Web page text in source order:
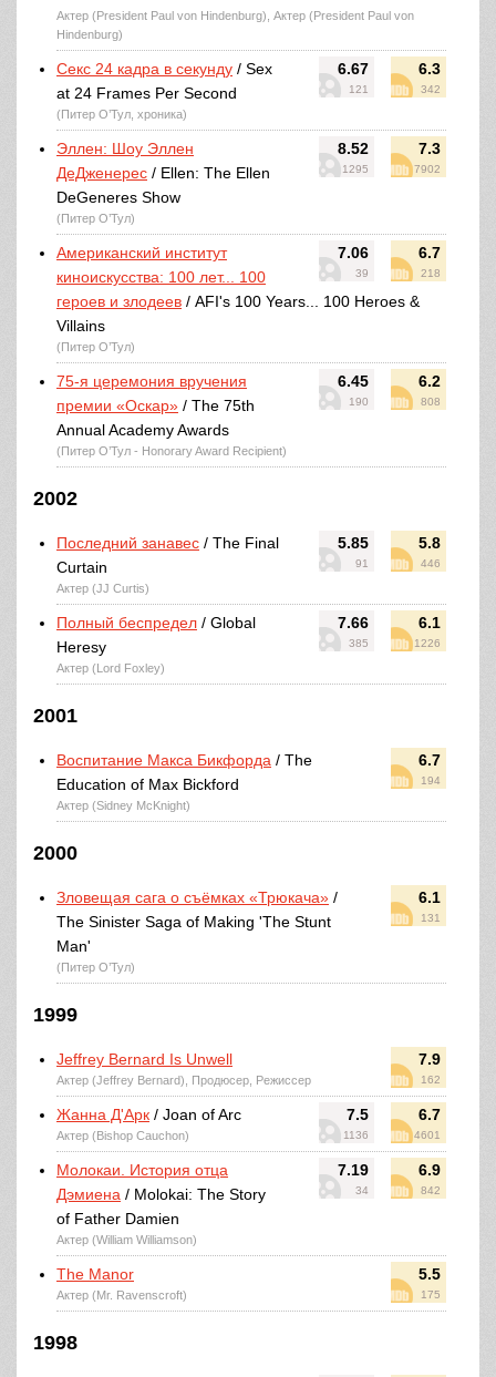
Актер (President Paul von Hindenburg), Актер (President Paul von
Hindenburg)
6.67
121
6.3
342
Секс 24 кадра в секунду / Sex
at 24 Frames Per Second
(Питер О’Тул, хроника)
8.52
1295
7.3
7902
Эллен: Шоу Эллен
ДеДженерес / Ellen: The Ellen
DeGeneres Show
(Питер О’Тул)
7.06
39
6.7
218
Американский институт
киноискусства: 100 лет... 100
героев и злодеев / AFI's 100 Years... 100 Heroes &
Villains
(Питер О’Тул)
6.45
190
6.2
808
75-я церемония вручения
премии «Оскар» / The 75th
Annual Academy Awards
(Питер О’Тул - Honorary Award Recipient)
2002
5.85
91
5.8
446
Последний занавес / The Final
Curtain
Актер (JJ Curtis)
7.66
385
6.1
1226
Полный беспредел / Global
Heresy
Актер (Lord Foxley)
2001
6.7
194
Воспитание Макса Бикфорда / The
Education of Max Bickford
Актер (Sidney McKnight)
2000
6.1
131
Зловещая сага о съёмках «Трюкача» /
The Sinister Saga of Making 'The Stunt
Man'
(Питер О’Тул)
1999
7.9
162
Jeffrey Bernard Is Unwell
Актер (Jeffrey Bernard), Продюсер, Режиссер
7.5
1136
6.7
4601
Жанна Д'Арк / Joan of Arc
Актер (Bishop Cauchon)
7.19
34
6.9
842
Молокаи. История отца
Дэмиена / Molokai: The Story
of Father Damien
Актер (William Williamson)
5.5
175
The Manor
Актер (Mr. Ravenscroft)
1998